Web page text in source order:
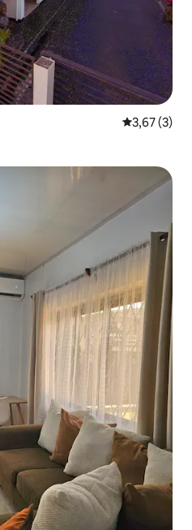
3,67 de
3,67 (3)